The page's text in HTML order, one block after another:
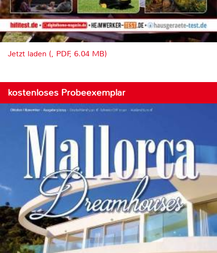
Jetzt laden (, PDF, 6.04 MB)
kostenloses Probeexemplar